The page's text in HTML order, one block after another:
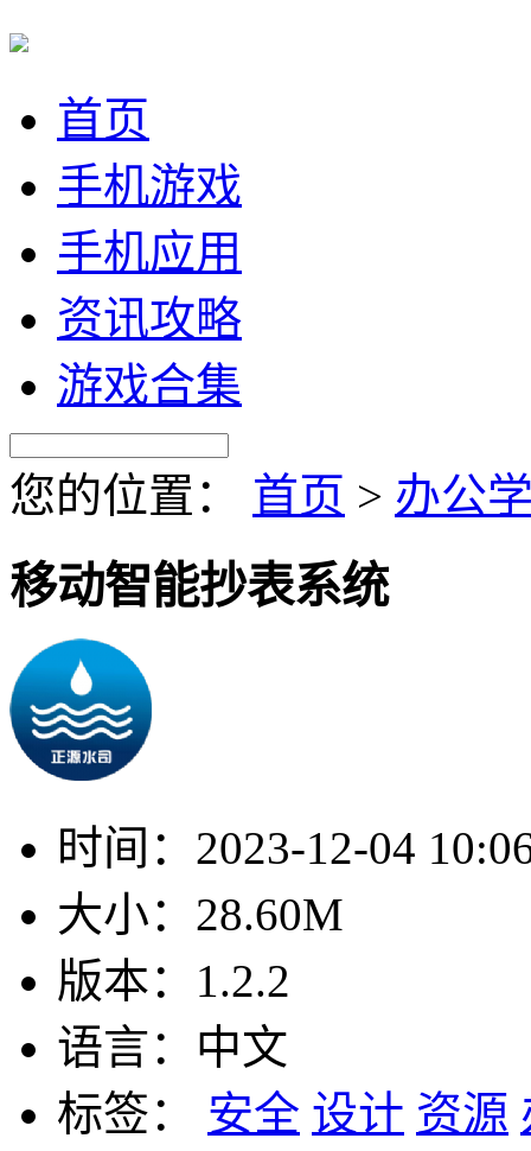
首页
手机游戏
手机应用
资讯攻略
游戏合集
您的位置： 首页 > 办公
移动智能抄表系统
时间： 2023-12-04
大小： 28.60M
版本： 1.2.2
语言： 中文
标签：
安全 设计 资源